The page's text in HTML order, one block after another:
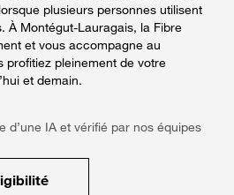
plusieurs personnes utilisent
À Montégut-Lauragais, la Fibre
et vous accompagne au
profitiez pleinement de votre
et demain.
d’une IA et vérifié par nos équipes